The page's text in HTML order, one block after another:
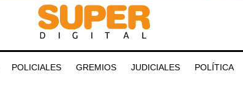
POLICIALES GREMIOS JUDICIALES POLÍTICA